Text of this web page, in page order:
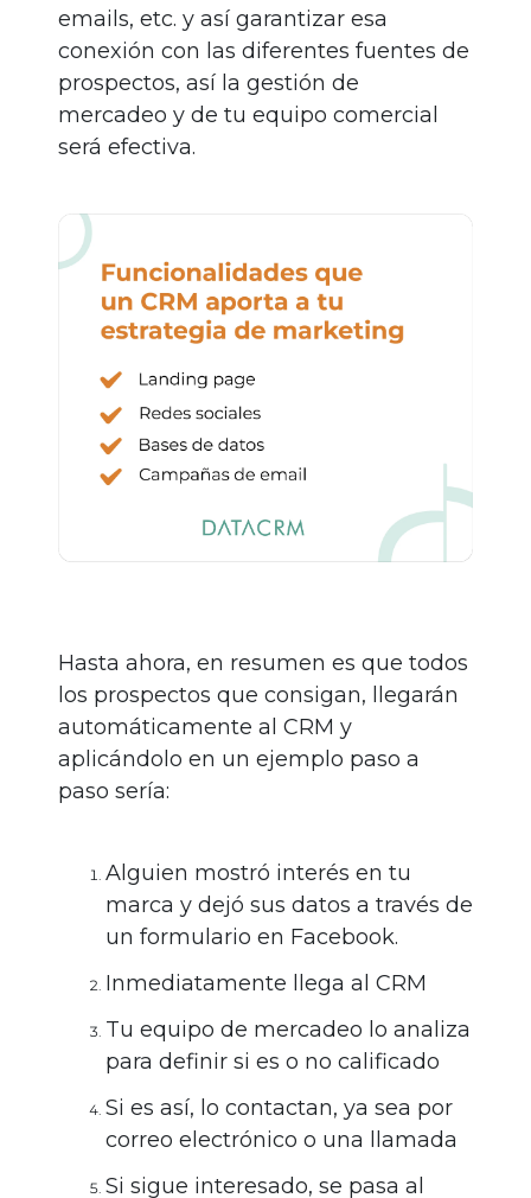
emails, etc. y así garantizar esa
conexión con las diferentes fuentes de
prospectos, así la gestión de
mercadeo y de tu equipo comercial
será efectiva.
Hasta ahora, en resumen es que todos
los prospectos que consigan, llegarán
automáticamente al CRM y
aplicándolo en un ejemplo paso a
paso sería:
Alguien mostró interés en tu
marca y dejó sus datos a través de
un formulario en Facebook.
Inmediatamente llega al CRM
Tu equipo de mercadeo lo analiza
para definir si es o no calificado
Si es así, lo contactan, ya sea por
correo electrónico o una llamada
Si sigue interesado, se pasa al